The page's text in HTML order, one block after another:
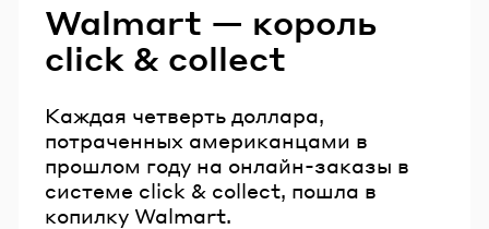
Walmart — король
сlick & collect
Каждая четверть доллара,
потраченных американцами в
прошлом году на онлайн-заказы в
системе click & collect, пошла в
копилку Walmart.